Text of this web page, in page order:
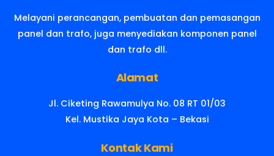
Melayani perancangan, pembuatan dan pemasangan
panel dan trafo, juga menyediakan komponen panel
dan trafo dll.
Alamat
Jl. Ciketing Rawamulya No. 08 RT 01/03
Kel. Mustika Jaya Kota – Bekasi
Kontak Kami